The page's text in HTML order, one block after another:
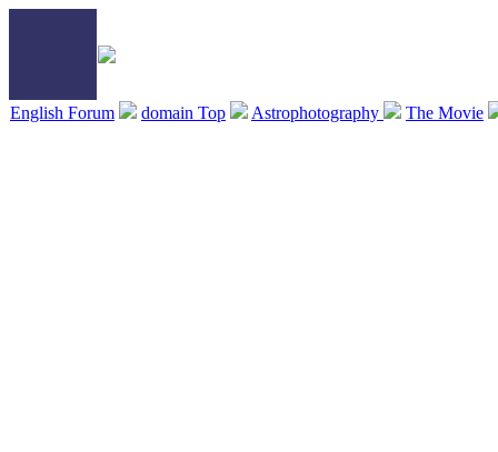
English Forum domain Top Astrophotography The Movie